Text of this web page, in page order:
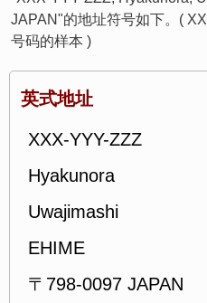
JAPAN"的地址符号如下。(
号码的样本 )
英式地址
XXX-YYY-ZZZ
Hyakunora
Uwajimashi
EHIME
〒798-0097 JAPAN